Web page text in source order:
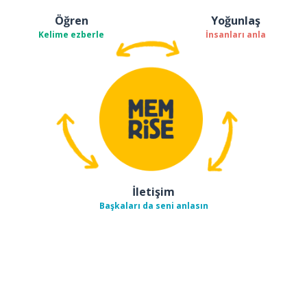
Öğren
Kelime ezberle
Yoğunlaş
İnsanları anla
İletişim
Başkaları da seni anlasın